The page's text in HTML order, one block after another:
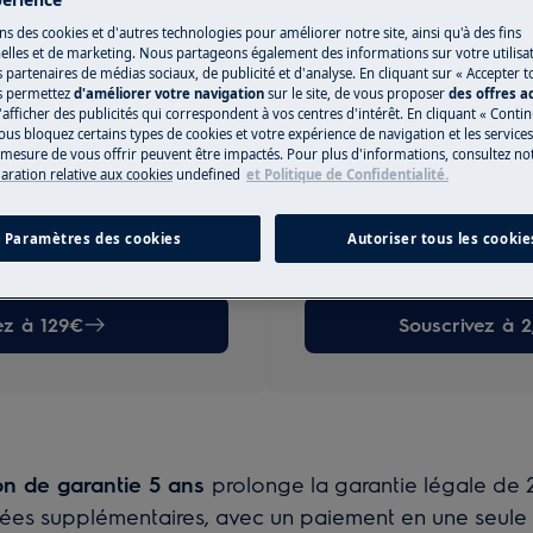
dommages
légale de 2 ans
par nos techniciens
si l'on ne
la tranquillité dont vous
à 129€
oui, couverture complète
dysfonctionnement, sans
Pièces neuves d'origine
et les réparations effectuées
agréés.
Included
Remplacement gratuit
avec un nouvel appareil
peut pas le réparer
Included
Paiement en une seule fois
non, 2,99 € par mois sous
par mois hors garantie. Min
Not Included
Souscrivez à
de garantie 5 ans prolonge la garantie légale de
supplémentaires, avec un paiement en une seule
des cookies et d'autres technologies pour améliorer notre site, ainsi qu'à des fins
et de marketing. Nous partageons également des informations sur votre
partenaires de médias sociaux, de publicité et d'analyse. En cliquant sur « Accepter
permettez d'améliorer votre navigation sur le site, de vous proposer des offres
des publicités qui correspondent à vos centres d'intérêt. En cliquant «
bloquez certains types de cookies et votre expérience de navigation et les
de vous offrir peuvent être impactés. Pour plus d'informations, consultez
relative aux cookies undefined et Politique de Confidentialité.
Paramètres des cookies Autoriser tous les